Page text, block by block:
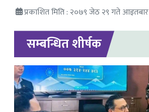
प्रकाशित मिति : २०७९ जेठ २९ गते आइतबार
सम्बन्धित शीर्षक